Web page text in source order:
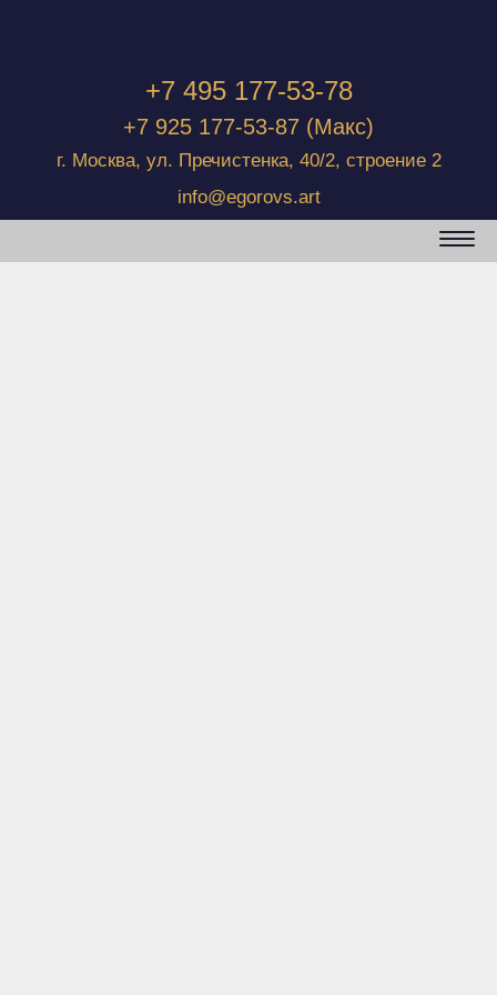
+7 495 177-53-78
+7 925 177-53-87 (Макс)
г. Москва, ул. Пречистенка, 40/2, строение 2
info@egorovs.art